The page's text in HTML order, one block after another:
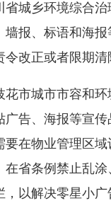
乡环境综合治理
墙报、标语和海
令改正或者限期
城市市容和环境
广告、海报等宣
要在物业管理区
在省条例禁止乱
，以解决零星小广